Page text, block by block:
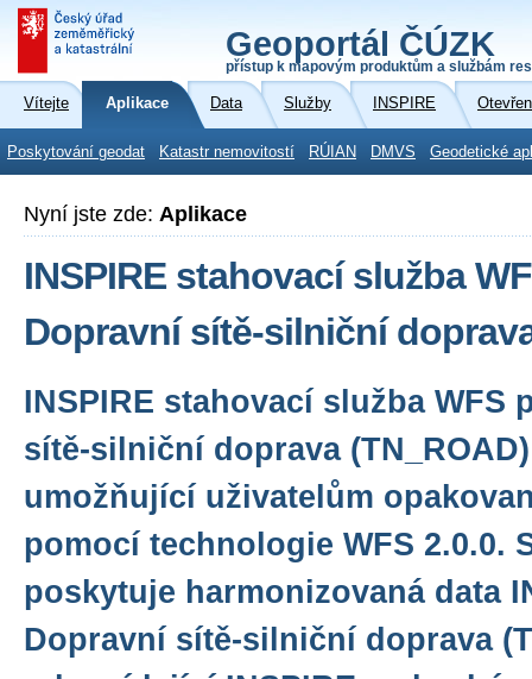
Geoportál ČÚZK
přístup k mapovým produktům a službám
Vítejte Aplikace Data Služby INSPIRE
Poskytování geodat Katastr nemovitostí RÚIAN DMVS Geodetické
Nyní jste zde: Aplikace
INSPIRE stahovací služba
Dopravní sítě-silniční
INSPIRE stahovací služba WFS
sítě-silniční doprava
umožňující uživatelům
pomocí technologie WFS 2.0.0.
poskytuje harmonizovaná data
Dopravní sítě-silniční doprava